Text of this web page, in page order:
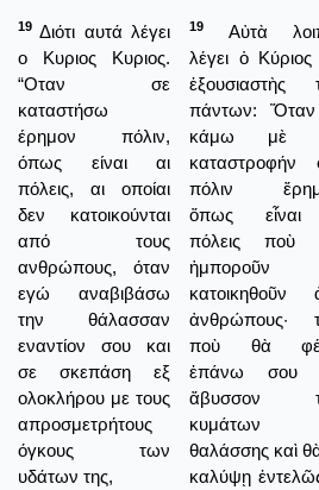
19 Διότι αυτά λέγει
ο Κυριος Κυριος.
“Οταν σε
καταστήσω
έρημον πόλιν,
όπως είναι αι
πόλεις, αι οποίαι
δεν κατοικούνται
από τους
ανθρώπους, όταν
εγώ αναβιβάσω
την θάλασσαν
εναντίον σου και
σε σκεπάση εξ
ολοκλήρου με τους
απροσμετρήτους
όγκους των
υδάτων της,
19
Αὐτὰ
λέγει ὁ Κύριος
ἐξουσιαστὴς
πάντων:
κάμω μὲ
καταστροφήν
πόλιν
ὅπως εἶναι
πόλεις ποὺ
ἠμποροῦν
κατοικηθοῦν
ἀνθρώπους·
ποὺ θὰ
ἐπάνω σου
ἄβυσσον
κυμάτων
θαλάσσης καὶ
καλύψῃ